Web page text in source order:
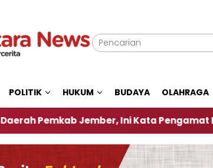
POLITIK HUKUM BUDAYA OLAHRAGA
Jember, Ini Kata Pengamat Kebijakan